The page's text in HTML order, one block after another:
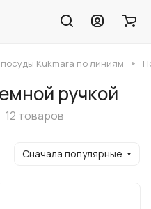
Kukmara по линиям
ручкой
12 товаров
Сначала популярные